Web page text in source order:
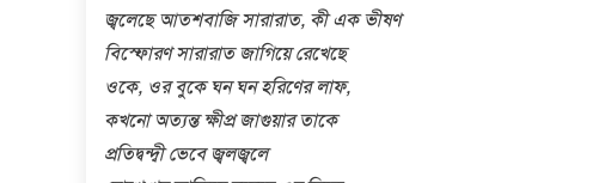
জ্বলেছে আতশবাজি সারারাত, কী এক ভীষণ
বিস্ফোরণ সারারাত জাগিয়ে রেখেছে
ওকে, ওর বুকে ঘন ঘন হরিণের লাফ,
কখনো অত্যন্ত ক্ষীপ্র জাগুয়ার তাকে
প্রতিদ্বন্দ্বী ভেবে জ্বলজ্বলে